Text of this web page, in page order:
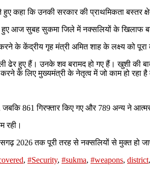
कहा कि उनकी सरकार की प्राथमिकता बस्तर
आज सुबह सुकमा जिले में नक्सलियों के खिलाफ
के केंद्रीय गृह मंत्री अमित शाह के लक्ष्य को
ढेर हुए हैं। उनके शव बरामद हो गए हैं। खुशी की
के लिए मुख्यमंत्री के नेतृत्व में जो काम हो
861 गिरफ्तार किए गए और 789 अन्य ने
रही।
2026 तक पूरी तरह से नक्सलियों से मुक्त हो
, #Security, #sukma, #weapons, district,